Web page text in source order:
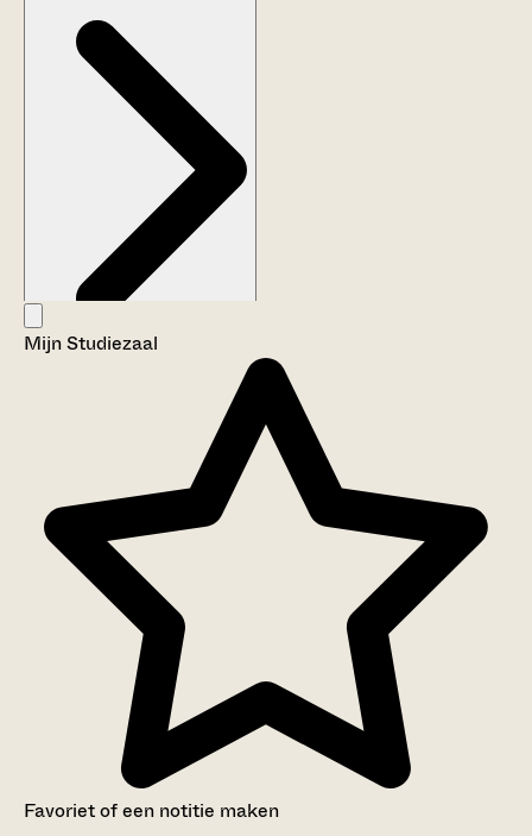
Aanwijzingen voor de gebruiker
Mijn Studiezaal
Favoriet of een notitie maken